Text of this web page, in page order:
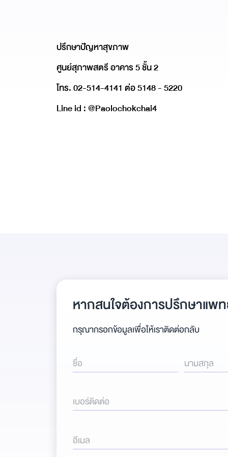
ปรึกษาปัญหาสุขภาพ
ศูนย์สุภาพสตรี อาคาร 5 ชั้น 2
โทร. 02-514-4141 ต่อ 5148 - 5220
Line id : @Paolochokchai4
หากสนใจต้องการปรึกษาแพ
กรุณากรอกข้อมูลเพื่อให้เราติดต่อกลับ
ชื่อ นามสกุล
เบอร์ติดต่อ
อีเมล